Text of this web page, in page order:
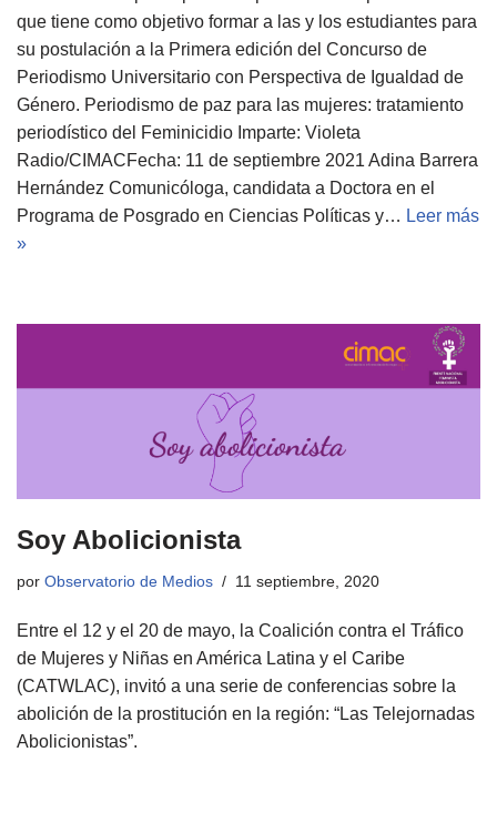
que tiene como objetivo formar a las y los estudiantes para
su postulación a la Primera edición del Concurso de
Periodismo Universitario con Perspectiva de Igualdad de
Género. Periodismo de paz para las mujeres: tratamiento
periodístico del Feminicidio Imparte: Violeta
Radio/CIMACFecha: 11 de septiembre 2021 Adina Barrera
Hernández Comunicóloga, candidata a Doctora en el
Programa de Posgrado en Ciencias Políticas y… Leer más
»
Soy Abolicionista
por Observatorio de Medios 11 septiembre, 2020
Entre el 12 y el 20 de mayo, la Coalición contra el Tráfico
de Mujeres y Niñas en América Latina y el Caribe
(CATWLAC), invitó a una serie de conferencias sobre la
abolición de la prostitución en la región: “Las Telejornadas
Abolicionistas”.